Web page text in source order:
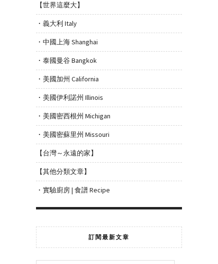
【世界這麼大】
・義大利 Italy
・中國上海 Shanghai
・泰國曼谷 Bangkok
・美國加州 California
・美國伊利諾州 Illinois
・美國密西根州 Michigan
・美國密蘇里州 Missouri
【台灣～永遠的家】
【其他分類文章】
・實驗廚房 | 食譜 Recipe
訂閱最新文章